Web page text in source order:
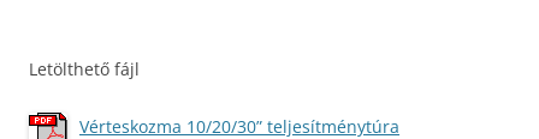
Letölthető fájl
Vérteskozma 10/20/30” teljesítménytúra